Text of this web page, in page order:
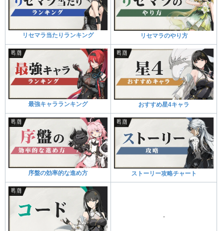
リセマラ当たりランキング リセマラのやり方
最強キャラランキング おすすめ星4キャラ
序盤の効率的な進め方 ストーリー攻略チャート
-